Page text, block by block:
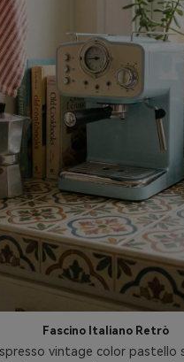
Fascino Italiano Retrò
vintage color pastello